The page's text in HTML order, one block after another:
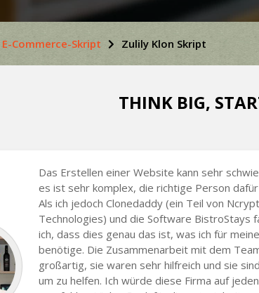
E-Commerce-Skript Zulily Klon Skript
THINK BIG,
Das Erstellen einer Website kann sehr
es ist sehr komplex, die richtige Person
Als ich jedoch Clonedaddy (ein Teil von
Technologies) und die Software BistroStays
ich, dass dies genau das ist, was ich für
benötige. Die Zusammenarbeit mit dem
großartig, sie waren sehr hilfreich und sie
um zu helfen. Ich würde diese Firma auf